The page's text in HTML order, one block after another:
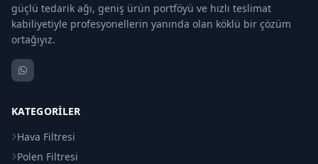
güçlü tedarik ağı, geniş ürün portföyü ve hızlı teslimat
kabiliyetiyle profesyonellerin yanında olan köklü bir çözüm
ortağıyız.
KATEGORILER
Hava Filtresi
Polen Filtresi